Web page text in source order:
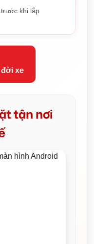
khi lắp
xe
tận nơi